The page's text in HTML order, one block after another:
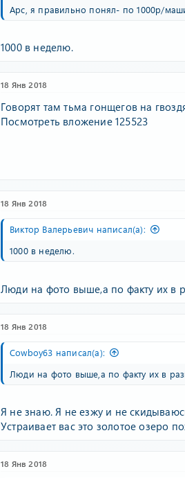
Арс, я правильно понял- по 1000р/
1000 в неделю.
18 Янв 2018
Говорят там тьма гонщегов на
Посмотреть вложение 125523
18 Янв 2018
Виктор Валерьевич написал(а):
1000 в неделю.
Люди на фото выше,а по факту их в
18 Янв 2018
Cowboy63 написал(а):
Люди на фото выше,а по факту их в
Я не знаю. Я не езжу и не
Устраивает вас это золотое озеро
18 Янв 2018